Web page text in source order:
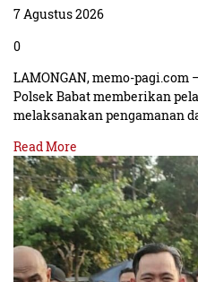
Kegiatan asesmen
selama beberapa hari
sivitas akademika dan
7 Agustus 2026
0
LAMONGAN, memo-pagi.com
Polsek Babat memberikan
melaksanakan pengamanan
Read More